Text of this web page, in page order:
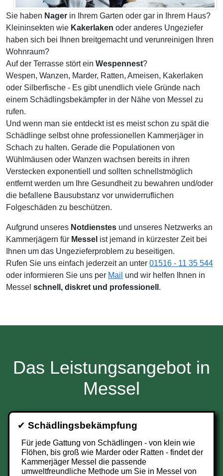
Sie haben Nager in Ihrem Garten oder gar in Ihrem Haus?
Kleininsekten wie Kakerlaken oder anderes Ungeziefer
haben sich bei Ihnen breitgemacht und verunreinigen Ihren
Wohnraum?
Auf der Terrasse stört ein Wespennest?
Wespen, Wanzen, Marder, Ratten, Ameisen, Kakerlaken
oder Silberfische - Es gibt unendlich viele Gründe nach
einem Schädlingsbekämpfer in der Nähe von Messel zu
rufen.
Und wenn man sie entdeckt ist es meist schon zu spät die
Schädlinge selbst ohne professionellen Kammerjäger in
Schach zu halten. Gerade die Populationen von
Wühlmäusen oder Wanzen wachsen bereits in ihren
Verstecken exponentiell und sollten schnellstmöglich
entfernt werden um Ihre Gesundheit zu bewahren und/oder
die befallene Bausubstanz vor unwiderruflichen
Folgeschäden zu beschützen.
Aufgrund unseres Notdienstes und unseres Netzwerks an
Kammerjägern für Messel ist jemand in kürzester Zeit bei
Ihnen um das Ungezieferproblem zu beseitigen.
Rufen Sie uns einfach jederzeit an unter 01516 - 11 35 544
oder informieren Sie uns per Mail und wir helfen Ihnen in
Messel schnell, diskret und professionell .
Das Leistungsangebot in
Messel
✔ Schädlingsbekämpfung
Für jede Gattung von Schädlingen - von klein wie
Flöhen, bis groß wie Marder oder Ratten - findet der
Kammerjäger Messel die passende
umweltfreundliche Methode um Sie in Messel von